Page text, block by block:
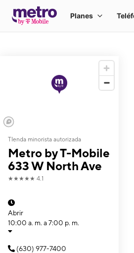
TIenda minorista autorizada
Metro by T-Mobile
633 W North Ave
★★★★★ 4.1
Abrir
10:00 a. m. a 7:00 p. m.
(630) 977-7400